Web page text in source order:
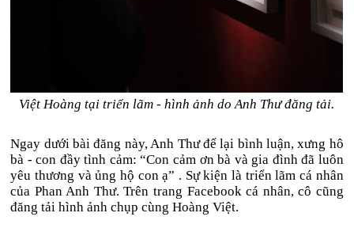
Việt Hoàng tại triển lãm - hình ảnh do Anh Thư đăng tải.
Ngay dưới bài đăng này, Anh Thư để lại bình luận, xưng hô
bà - con đầy tình cảm: “Con cảm ơn bà và gia đình đã luôn
yêu thương và ủng hộ con ạ” . Sự kiện là triển lãm cá nhân
của Phan Anh Thư. Trên trang Facebook cá nhân, cô cũng
đăng tải hình ảnh chụp cùng Hoàng Việt.